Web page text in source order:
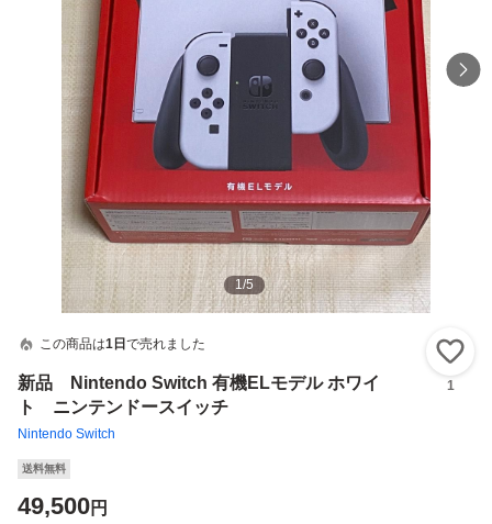
1/5
この商品は1日 で売れました
新品 Nintendo Switch 有機ELモデル ホワイ
ト ニンテンドースイッチ
Nintendo Switch
1
送料無料
49,500円